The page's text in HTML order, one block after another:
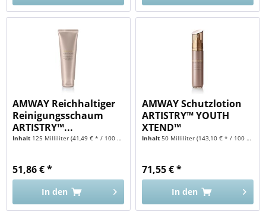
AMWAY Reichhaltiger
Reinigungsschaum
ARTISTRY™...
Inhalt 125 Milliliter(41,49 € * / 100 Milliliter)
51,86 € *
In den
AMWAY Schutzlotion
ARTISTRY™ YOUTH
XTEND™
Inhalt50 Milliliter(143,10 € * / 100 Milliliter)
71,55 € *
In den